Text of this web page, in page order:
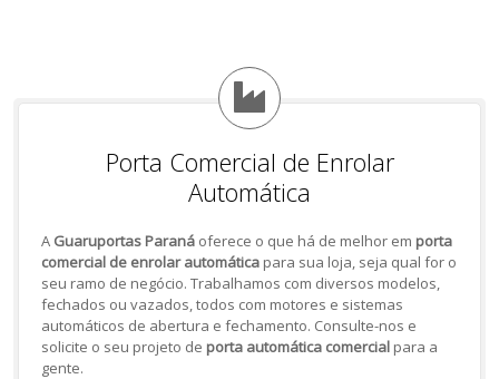
Porta Comercial de Enrolar
Automática
A Guaruportas Paranáoferece o que há de melhor em porta
comercial de enrolar automáticapara sua loja, seja qual for o
seu ramo de negócio. Trabalhamos com diversos modelos,
fechados ou vazados, todos com motores e sistemas
automáticos de abertura e fechamento. Consulte-nos e
solicite o seu projeto de porta automática comercialpara a
gente.